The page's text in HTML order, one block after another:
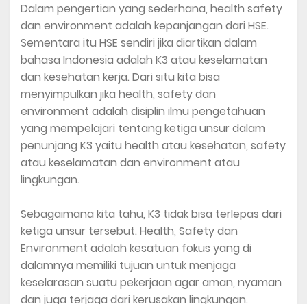
Dalam pengertian yang sederhana, health safety
dan environment adalah kepanjangan dari HSE.
Sementara itu HSE sendiri jika diartikan dalam
bahasa Indonesia adalah K3 atau keselamatan
dan kesehatan kerja. Dari situ kita bisa
menyimpulkan jika health, safety dan
environment adalah disiplin ilmu pengetahuan
yang mempelajari tentang ketiga unsur dalam
penunjang K3 yaitu health atau kesehatan, safety
atau keselamatan dan environment atau
lingkungan.
Sebagaimana kita tahu, K3 tidak bisa terlepas dari
ketiga unsur tersebut. Health, Safety dan
Environment adalah kesatuan fokus yang di
dalamnya memiliki tujuan untuk menjaga
keselarasan suatu pekerjaan agar aman, nyaman
dan juga terjaga dari kerusakan lingkungan.